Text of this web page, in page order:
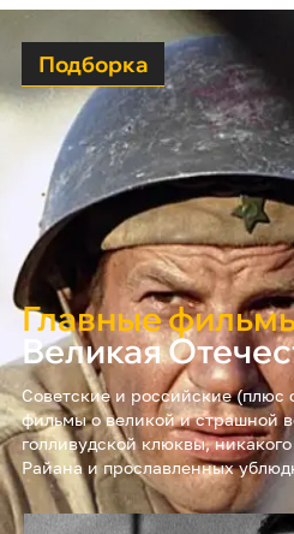
Подборка
Главные
Великая
Советские и российские (плюс
фильмы о великой и страшной
голливудской клюквы,
Райана и прославленных